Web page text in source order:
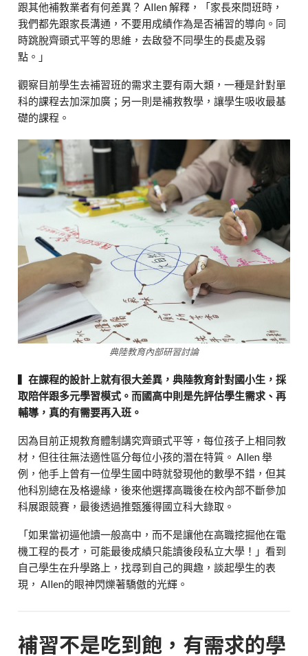
跟其他補教業者有何差異？ Allen 解釋，「家長來問班時，
我們都先跟家長溝通，不要用成績作為是否補習的導向。同
時跳脫齊頭式平等的思維，去啟發不同學生的長處及弱
點。」
觀察目前學生去補習班的需求主要有兩大類，一種是針對單
科的課程去加深加廣；另一則是補救教學，讓學生吸收最基
礎的課程。
典陸教育內部研習討論
▍在課程的設計上就有很大差異，典陸教育針對國小生，採
取陪伴跟多元學習模式。而國高中則是先評估學生需求、再
輔導，真的有需要再入班。
因為目前正規教育體制講究齊頭式平等，每位孩子上相同教
材，但往往無法適性區分每位小孩的潛在特質。 Allen 舉
例，他手上曾有一位學生國中時就發現他的數學不錯，但其
他科別總在及格邊緣，後來他選擇高職後在校內部不斷參加
科展跟競賽，最後透過推甄獲得國立科大錄取。
「如果當初逼他讀一般高中，而不是讓他在高職挖掘他在電
機工程的長才，可能最後成績只能讀後段私立大學！」看到
自己學生在升學路上，找尋到自己的興趣，談起學生的表
現， Allen的眼神閃爍著驕傲的光輝。
補習不是吃到飽，有需求的學